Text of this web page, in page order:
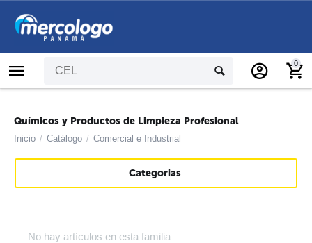
0
Químicos y Productos de Limpieza Profesional
Inicio / Catálogo / Comercial e Industrial
Categorias
No hay artículos en esta familia